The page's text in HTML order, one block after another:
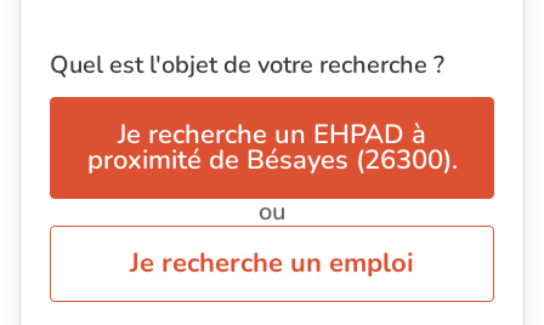
Quel est l'objet de votre recherche ?
Je recherche un EHPAD à
proximité de Bésayes (26300).
ou
Je recherche un emploi